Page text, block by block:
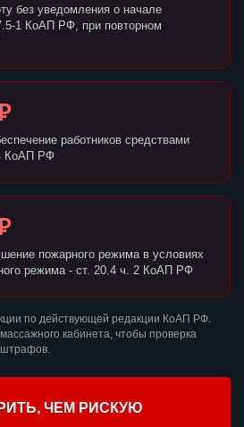
без уведомления о начале
1 КоАП РФ, при повторном
работников средствами
КоАП РФ
пожарного режима в условиях
режима - ст. 20.4 ч. 2 КоАП РФ
по действующей редакции КоАП РФ.
кабинета, чтобы проверка
ЧЕМ РИСКУЮ